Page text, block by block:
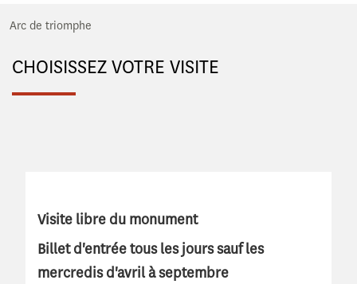
Arc de triomphe
CHOISISSEZ VOTRE VISITE
Visite libre du monument
Billet d'entrée tous les jours sauf les
mercredis d'avril à septembre